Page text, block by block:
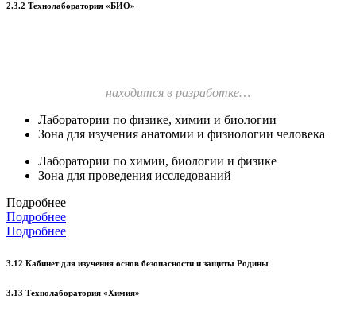
2.3.2 Технолаборатория «БИО»
находится в разработке…
Лаборатории по физике, химии и биологии
Зона для изучения анатомии и физиологии человека
Лаборатории по химии, биологии и физике
Зона для проведения исследований
Подробнее
Подробнее
Подробнее
3.12 Кабинет для изучения основ безопасности и защиты Родины
3.13 Технолаборатория «Химия»